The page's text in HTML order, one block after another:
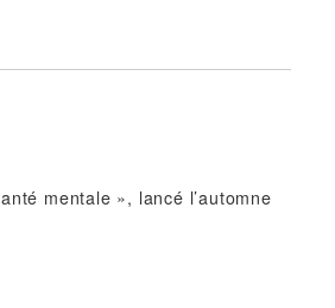
mentale », lancé l’automne